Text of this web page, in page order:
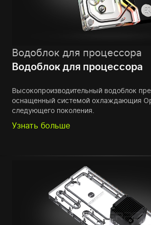
Водоблок для процессора
Водоблок для процессора
Высокопроизводительный водоблок
оснащенный системой охлаждающия
следующего поколения.
Узнать больше